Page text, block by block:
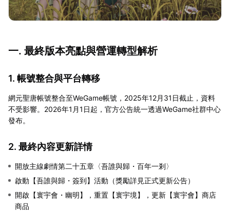
一. 最終版本亮點與營運轉型解析
1. 帳號整合與平台轉移
網元聖唐帳號整合至WeGame帳號，2025年12月31日截止，資料
不受影響。2026年1月1日起，官方公告統一透過WeGame社群中心
發布。
2. 最終內容更新詳情
開放主線劇情第二十五章〈吾誰與歸・百年一剎〉
啟動【吾誰與歸・簽到】活動（獎勵詳見正式更新公告）
開啟【寰宇會・幽明】，重置【寰宇境】，更新【寰宇會】商店
商品